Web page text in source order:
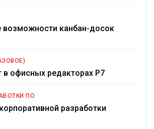
канбан-досок
в офисных редакторах Р7
ПО
разработки